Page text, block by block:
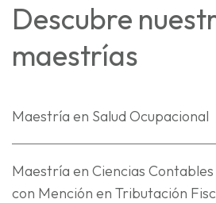
Descubre
maestrías
Maestría en Salud Ocupacional
Maestría en Ciencias
con Mención en Tributación